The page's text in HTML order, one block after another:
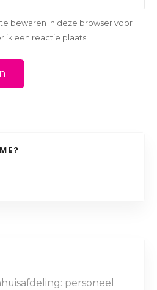
bewaren in deze browser voor
ik een reactie plaats.
personeel